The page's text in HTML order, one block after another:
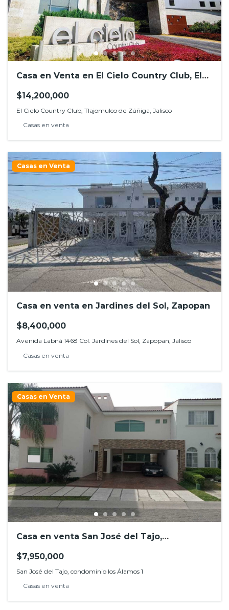
Casa en Venta en El Cielo Country Club, El
$14,200,000
El Cielo Country Club, Tlajomulco de Zúñiga, Jalisco
Casas en venta
Casas en Venta
Casa en venta en Jardines del Sol, Zapopan
$8,400,000
Avenida Labná 1468 Col. Jardines del Sol, Zapopan, Jalisco
Casas en venta
Casas en Venta
Casa en venta San José del Tajo,
$7,950,000
San José del Tajo, condominio los Álamos 1
Casas en venta